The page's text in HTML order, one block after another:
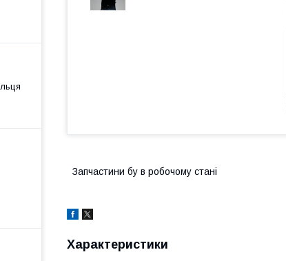
Запчастини бу в робочому стані
Характеристики